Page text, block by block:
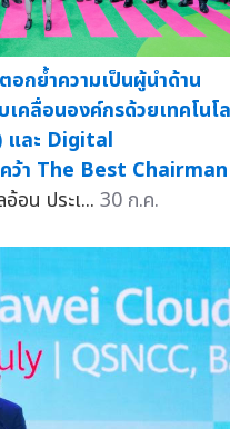
อกย้ำความเป็นผู้นำด้าน
คลื่อนองค์กรด้วยเทคโนโ
และ Digital
า The Best Chairman
อน ประเ... 30 ก.ค.